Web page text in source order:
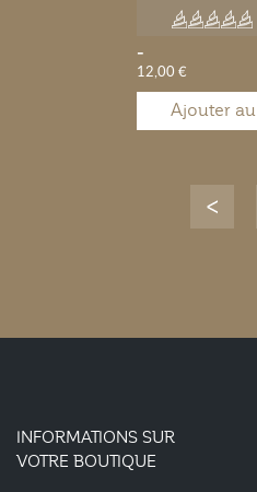
-
12,00 €
Ajouter au
INFORMATIONS SUR
VOTRE BOUTIQUE